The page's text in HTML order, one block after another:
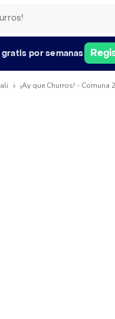
por semanas
¡Ay que Churros! - Comuna